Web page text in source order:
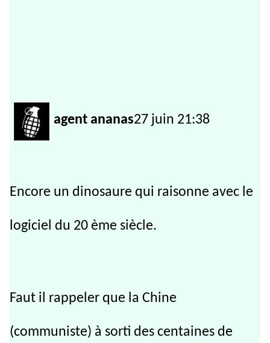
agent ananas27 juin 21:38
Encore un dinosaure qui raisonne avec le
logiciel du 20 ème siècle.
Faut il rappeler que la Chine
(communiste) à sorti des centaines de